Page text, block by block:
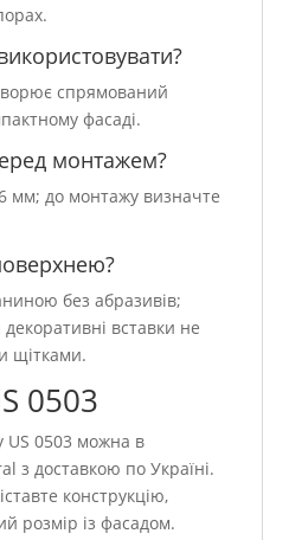
спрямований
фасаді.
монтажем?
мм; до монтажу визначте
без абразивів;
вставки не
щітками.
0503
US 0503 можна в
з доставкою по Україні.
конструкцію,
розмір із фасадом.